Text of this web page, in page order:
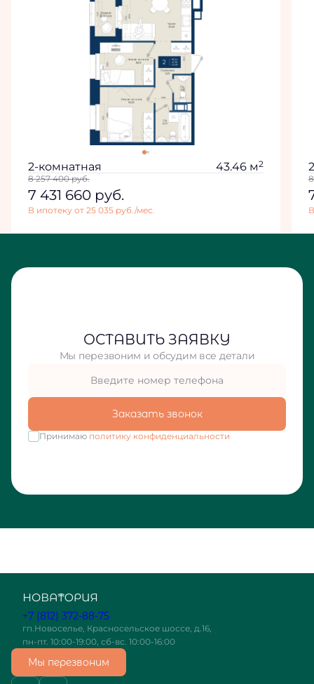
2-комнатная 43.46 м2
8 257 400руб.
7 431 660 руб.
В ипотеку от 25 035 руб./мес.
ОСТАВИТЬ ЗАЯВКУ
Мы перезвоним и обсудим все детали
Заказать звонок
Принимаю политику конфиденциальности
+7 (812) 372-88-75
гп.Новоселье, Красносельское шоссе, д.16,
пн-пт. 10:00-19:00, сб-вс. 10:00-16:00
Мы перезвоним